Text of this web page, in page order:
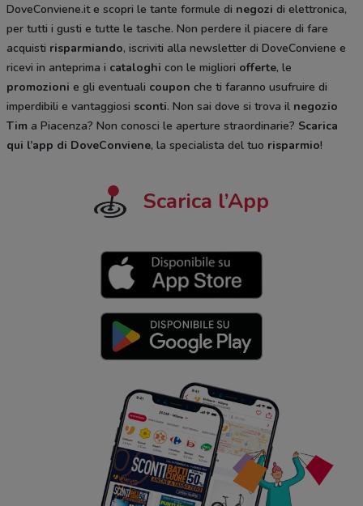
DoveConviene.it e scopri le tante formule di negozi di elettronica,
per tutti i gusti e tutte le tasche. Non perdere il piacere di fare
acquisti risparmiando, iscriviti alla newsletter di DoveConviene e
ricevi in anteprima i cataloghi con le migliori offerte, le
promozioni e gli eventuali coupon che ti faranno usufruire di
imperdibili e vantaggiosi sconti. Non sai dove si trova il negozio
Tim a Piacenza? Non conosci le aperture straordinarie? Scarica
qui l’app di DoveConviene, la specialista del tuo risparmio!
Scarica l’App